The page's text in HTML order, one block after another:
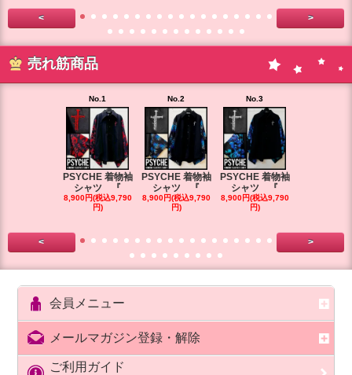
< >
売れ筋商品
No.1
PSYCHE 着物袖
シャツ 『
8,900円(税込9,790
円)
No.2
PSYCHE 着物袖
シャツ 『
8,900円(税込9,790
円)
No.3
PSYCHE 着物袖
シャツ 『
8,900円(税込9,790
円)
< >
会員メニュー
メールマガジン登録・解除
ご利用ガイド